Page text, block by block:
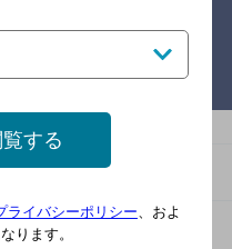
する
ライバシーポリシー 、およ
ります。